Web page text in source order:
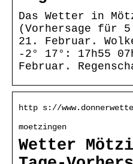
Das Wetter in
(Vorhersage für
21. Februar.
-2° 17°: 17h55
Februar.
http s://
moetzingen
Wetter